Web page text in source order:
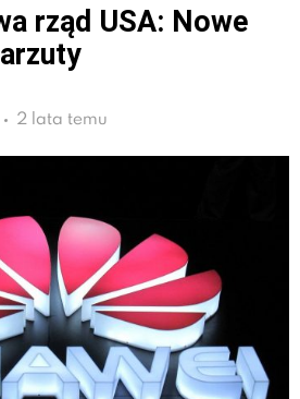
rząd USA: Nowe
2 lata temu